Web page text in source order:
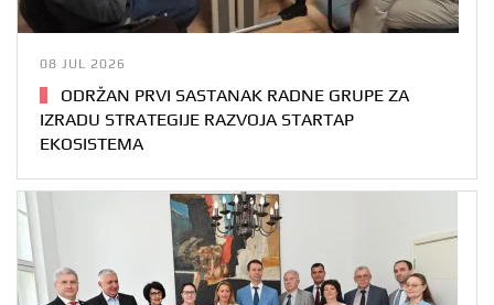
08 JUL 2026
ODRŽAN PRVI SASTANAK RADNE GRUPE ZA
IZRADU STRATEGIJE RAZVOJA STARTAP
EKOSISTEMA